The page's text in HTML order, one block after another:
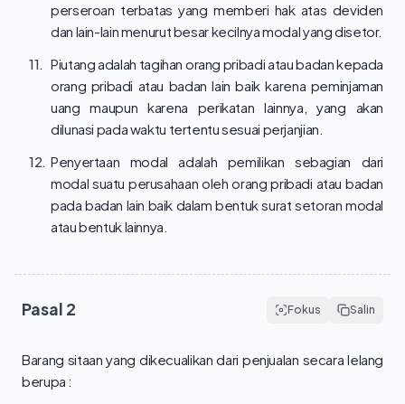
perseroan terbatas yang memberi hak atas deviden
dan lain-lain menurut besar kecilnya modal yang disetor.
11. Piutang adalah tagihan orang pribadi atau badan kepada
orang pribadi atau badan lain baik karena peminjaman
uang maupun karena perikatan lainnya, yang akan
dilunasi pada waktu tertentu sesuai perjanjian.
12. Penyertaan modal adalah pemilikan sebagian dari
modal suatu perusahaan oleh orang pribadi atau badan
pada badan lain baik dalam bentuk surat setoran modal
atau bentuk lainnya.
Pasal 2 Fokus Salin
Barang sitaan yang dikecualikan dari penjualan secara lelang
berupa :